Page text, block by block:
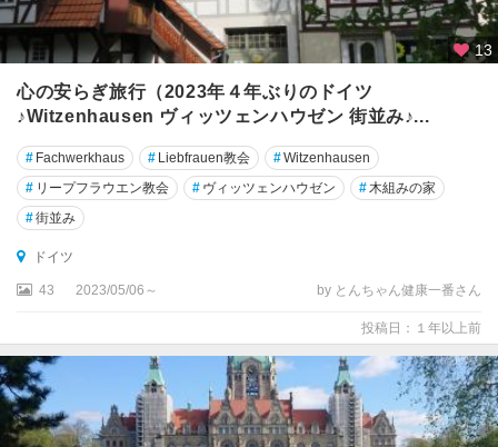
ュ
ビ
ン
テ
ュ
ー
リ
ゲ
州
テ
ー
ガ
13
心の安らぎ旅行（2023年４年ぶりのドイツ
♪Witzenhausen ヴィッツェンハウゼン 街並み♪...
# Fachwerkhaus # Liebfrauen教会 #Witzenhausen
# リープフラウエン教会 # ヴィッツェンハウゼン # 木組みの家
#街並み
ドイツ
43 2023/05/06～ by とんちゃん健康一番さん
投稿日：１年以上前